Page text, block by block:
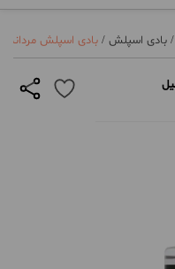
/ بادی اسپلش / بادی اسپلش مردانه